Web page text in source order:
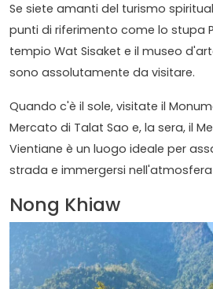
Se siete amanti del turismo
punti di riferimento come lo stupa
tempio Wat Sisaket e il museo
sono assolutamente da visitare.
Quando c'è il sole, visitate il
Mercato di Talat Sao e, la sera, il
Vientiane è un luogo ideale per
strada e immergersi
Nong Khiaw